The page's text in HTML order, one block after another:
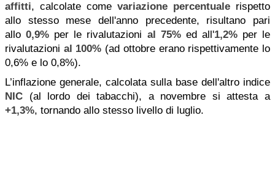
affitti, calcolate come variazione percentuale rispetto
allo stesso mese dell'anno precedente, risultano pari
allo 0,9% per le rivalutazioni al 75%ed all'1,2%per le
rivalutazioni al 100% (ad ottobre erano rispettivamente lo
0,6% e lo 0,8%).
L’inflazione generale, calcolata sulla base dell'altro indice
NIC (al lordo dei tabacchi), a novembre si attesta a
+1,3%, tornando allo stesso livello di luglio.